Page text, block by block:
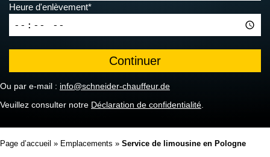
Heure d'enlèvement*
Ou par e-mail : info@schneider-chauffeur.de
Veuillez consulter notre Déclaration de confidentialité
Page d’accueil » Emplacements » Service de limousine en Pologne